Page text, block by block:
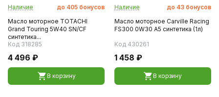
Наличие до 405 бонусов
Масло моторное TOTACHI
Grand Touring 5W40 SN/CF
синтетика...
Код 318285
4 496 ₽
В корзину
Наличие до 43 бонусов
Масло моторное Carville Racing
FS300 0W30 A5 синтетика (1л)
Код 430261
1 458 ₽
В корзину